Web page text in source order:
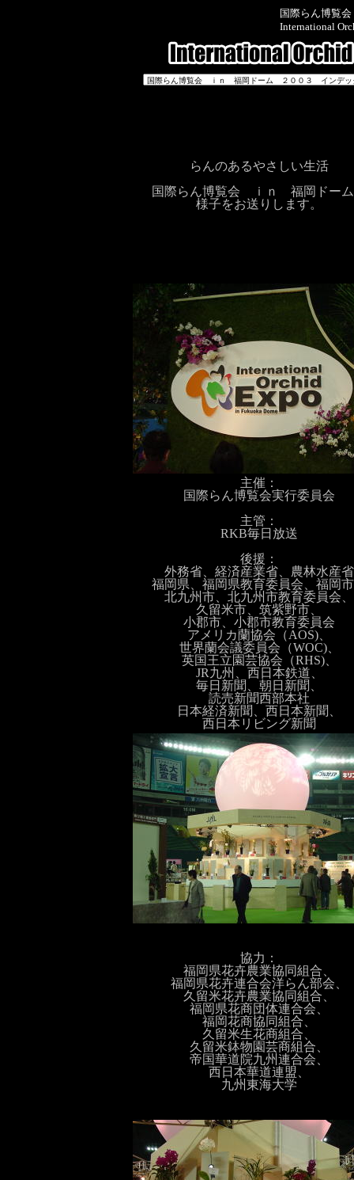
国際らん博覧
International
らんのあるやさしい生活
国際らん博覧会 ｉｎ 福岡ドー
様子をお送りします。
主催：
国際らん博覧会実行委員会
主管：
RKB毎日放送
後援：
外務省、経済産業省、農林水産省
福岡県、福岡県教育委員会、福岡
北九州市、北九州市教育委員会、
久留米市、筑紫野市、
小郡市、小郡市教育委員会
アメリカ蘭協会（AOS)、
世界蘭会議委員会（WOC)、
英国王立園芸協会（RHS)、
JR九州、西日本鉄道、
毎日新聞、朝日新聞、
読売新聞西部本社
日本経済新聞、西日本新聞、
西日本リビング新聞
協力：
福岡県花卉農業協同組合、
福岡県花卉連合会洋らん部会、
久留米花卉農業協同組合、
福岡県花商団体連合会、
福岡花商協同組合、
久留米生花商組合、
久留米鉢物園芸商組合、
帝国華道院九州連合会、
西日本華道連盟、
九州東海大学